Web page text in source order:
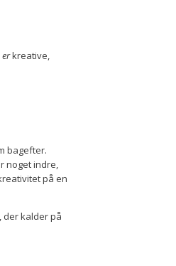
erkreative,
bagefter.
noget indre,
på en
der kalder på